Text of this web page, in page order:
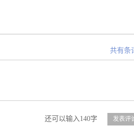
共有条
还可以输入140字